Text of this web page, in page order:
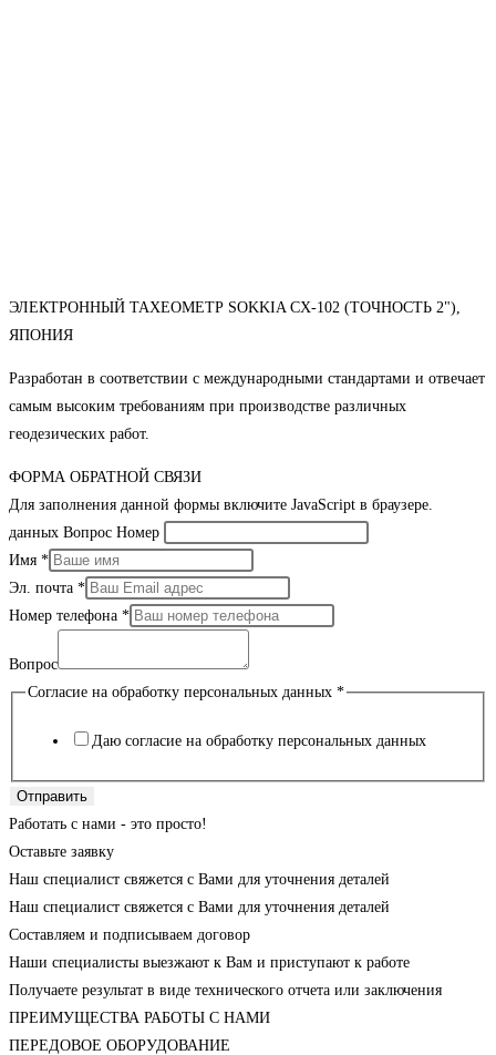
ЭЛЕКТРОННЫЙ ТАХЕОМЕТР SOKKIA CX-102 (ТОЧНОСТЬ 2"),
ЯПОНИЯ
Разработан в соответствии с международными стандартами и отвечает
самым высоким требованиям при производстве различных
геодезических работ.
ФОРМА ОБРАТНОЙ СВЯЗИ
Для заполнения данной формы включите JavaScript в браузере.
данных Вопрос Номер
Имя *
Эл. почта *
Номер телефона *
Вопрос
Согласие на обработку персональных данных *
Даю согласие на обработку персональных данных
Отправить
Работать с нами - это просто!
Оставьте заявку
Наш специалист свяжется с Вами для уточнения деталей
Наш специалист свяжется с Вами для уточнения деталей
Составляем и подписываем договор
Наши специалисты выезжают к Вам и приступают к работе
Получаете результат в виде технического отчета или заключения
ПРЕИМУЩЕСТВА РАБОТЫ С НАМИ
ПЕРЕДОВОЕ ОБОРУДОВАНИЕ